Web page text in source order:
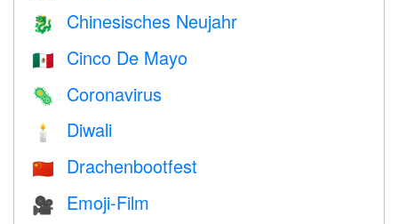
🐉 Chinesisches Neujahr
🇲🇽 Cinco De Mayo
🦠 Coronavirus
🕯 Diwali
🇨🇳 Drachenbootfest
🎥 Emoji-Film